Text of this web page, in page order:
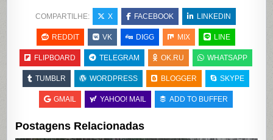
COMPARTILHE: X FACEBOOK LINKEDIN
REDDIT VK DIGG MIX LINE
FLIPBOARD TELEGRAM OK.RU WHATSAPP
TUMBLR WORDPRESS BLOGGER SKYPE
GMAIL YAHOO! MAIL ADD TO BUFFER
Postagens Relacionadas